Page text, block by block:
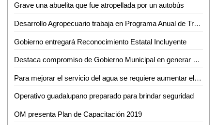
Grave una abuelita que fue atropellada por un autobús
Desarrollo Agropecuario trabaja en Programa Anual de Trabajo
Gobierno entregará Reconocimiento Estatal Incluyente
Destaca compromiso de Gobierno Municipal en generar acciones contra alerta de género: Regidoras
Para mejorar el servicio del agua se requiere aumentar el costo: Jesús Priego
Operativo guadalupano preparado para brindar seguridad
OM presenta Plan de Capacitación 2019